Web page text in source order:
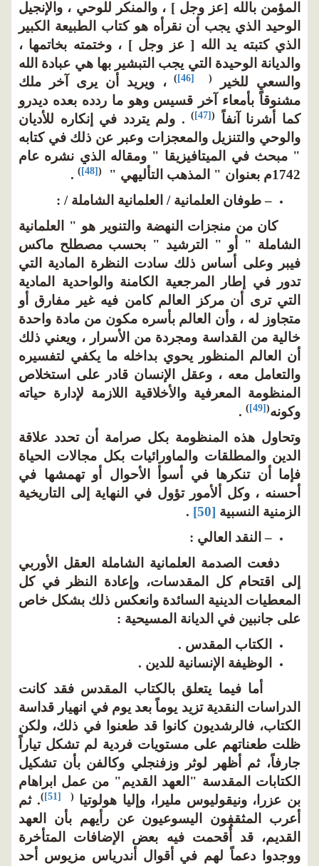
المؤمن بالله [عز وجل ] ، والمنكر للوحي ، والإنجيل
الوحيد الذي يجب أن نقرأه هو كتاب الطبيعة الكبير
الذي كتبته يد الله [ عز وجل ] ، وختمته بخاتمها ،
والديانة الوحيدة التي يجب التبشير بها هي عبادة الله
والسعي للخير
(
[46]
)، ويريد أن يرى آخر ملك
مشنوقاً بأمعاء آخر قسيس وهو ما ردده بعده ديدرو
كما أشرنا آنفاً
(
[47]
). ولم يتردد في إنكاره للأديان
والوحي والتنزيل والمعجزات وعبر عن ذلك في كتابه
" مبحث في الميتافيزيقا " ومقاله الذي نشره عام
1742م بعنوان " المذهب التأليهي "
(
[48]
)
.
– طوفان العلمانية / العلمانية الشاملة / :
كان من منجزات النهضة والتنوير هو " العلمانية
الشاملة " أو " الترشيد " بحسب مصطلح ماكس
فيبر وعلى أساس ذلك سادت النظرة المادية التي
تدور في إطار المرجعية الكامنة والواحدية المادية
التي ترى أن مركز العالم كامن فيه غير مفارق أو
متجاوز له ، وأن العالم بأسره مكون من مادة واحدة
خالية من القداسة ومجردة من الأسرار ، ويعني ذلك
أن العالم المنظور يحوي بداخله ما يكفي لتفسيره
والتعامل معه ، وعقل الإنسان قادر على استخلاص
المنظومة المعرفية والأخلاقية اللازمة لإدارة حياته
وكونه(
[49]
)
.
وتحاول هذه المنظومة بكل صرامة أن تحدد علاقة
الدين والمطلقات والماورائيات بكل مجالات الحياة
فإما أن تنكرها في أسوأ الأحوال أو تهمشها في
أحسنه ، وكل ألأمور تؤول في النهاية إلى التاريخية
الزمنية النسبية [50]
.
– النقد العالي :
دفعت الصدمة العلمانية الشاملة العقل الأوربي
إلى اقتحام كل المقدسات، وإعادة النظر في كل
المعطيات الدينية السائدة وانعكس ذلك بشكل خاص
على جانبين في الديانة المسيحية :
الكتاب المقدس .
الوظيفة الإنسانية للدين .
أما فيما يتعلق بالكتاب المقدس فقد كانت
الدراسات النقدية تزيد يوماً بعد يوم في انهيار قداسة
الكتاب، فالرشديون كانوا قد طعنوا في ذلك، ولكن
ظلت طعناتهم على مستويات فردية لم تشكل تياراً
جارفاً، ثم أظهر لوثر وزفنجلي وكالفن بأن تشكيل
الكتابات المقدسة "العهد القديم" من عمل ابراهام
بن عزرا، ونيقوليوس مليرا، وإليا هولوتيا (
[51]
). ثم
أعرب المثقفون اليسوعيون عن رأيهم بأن العهد
القديم، قد أُقحمت فيه بعض الإضافات المتأخرة
ووجدوا دعماً لهم في أقوال أندرياس مزيوس أحد